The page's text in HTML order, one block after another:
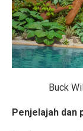
Buck
Penjelajah dan